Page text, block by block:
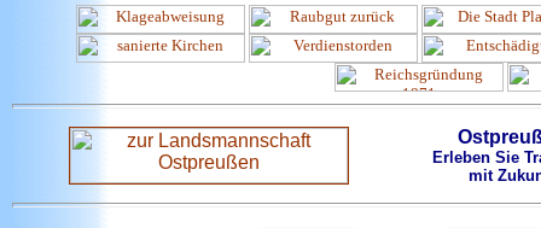
Erleben Sie
mit